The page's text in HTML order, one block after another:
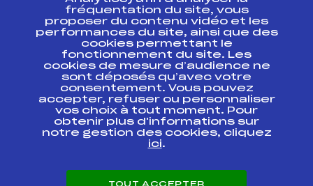
Ressources
Pass’Neige
Projet sportif fédéral
Projet de performance fédéral
Antidopage
Pôle Développement, Formation, Suivi
Scientifique
Listes ministérielles
Pôle vie de l’athlète
fréquentation du site, vous
proposer du contenu vidéo et les
performances du site, ainsi que des
cookies permettant le
fonctionnement du site. Les
cookies de mesure d’audience ne
sont déposés qu’avec votre
consentement. Vous pouvez
accepter, refuser ou personnaliser
vos choix à tout moment. Pour
obtenir plus d'informations sur
notre gestion des cookies, cliquez
ici.
TOUT ACCEPTER